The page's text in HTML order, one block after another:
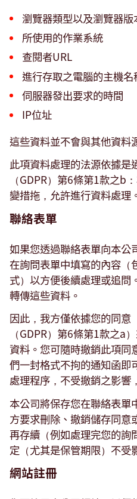
瀏覽器類型以及瀏覽器版
所使用的作業系統
查閱者URL
進行存取之電腦的主機名
伺服器發出要求的時間
IP位址
這些資料並不會與其他資料
此項資料處理的法源依據是
（GDPR）第6條第1款之b
變措拖，允許進行資料處理
聯絡表單
如果您透過聯絡表單向本公
在詢問表單中填寫的內容（
式）以方便後續處理或追問
轉傳這些資料。
因此，我方僅依據您的同意
（GDPR）第6條第1款之a
資料。您可隨時撤銷此項同
們一封格式不拘的通知函即
處理程序，不受撤銷之影響
本公司將保存您在聯絡表單
方要求刪除、撤銷儲存同意
再存續（例如處理完您的詢
定（尤其是保管期限）不受
網站註冊